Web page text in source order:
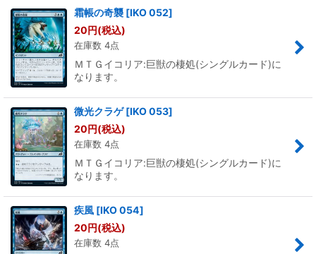
霜帳の奇襲 [IKO 052]
20円(税込)
在庫数 4点
ＭＴＧイコリア:巨獣の棲処(シングルカード)に
なります。
微光クラゲ [IKO 053]
20円(税込)
在庫数 4点
ＭＴＧイコリア:巨獣の棲処(シングルカード)に
なります。
疾風 [IKO 054]
20円(税込)
在庫数 4点